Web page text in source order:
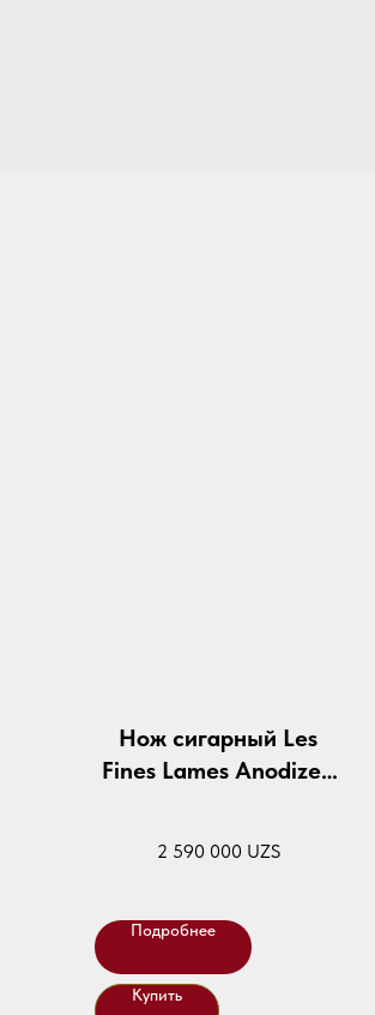
Нож сигарный Les
Fines Lames Anodized
2 590 000 UZS
Подробнее
Купить